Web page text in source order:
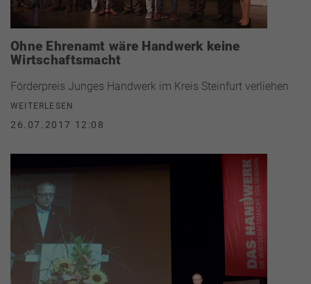
Ohne Ehrenamt wäre Handwerk keine
Wirtschaftsmacht
Förderpreis Junges Handwerk im Kreis Steinfurt verliehen
WEITERLESEN
26.07.2017 12:08